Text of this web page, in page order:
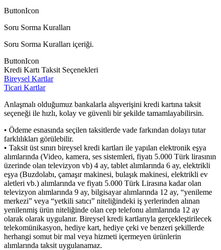
ButtonIcon
Soru Sorma Kuralları
Soru Sorma Kuralları içeriği.
ButtonIcon
Kredi Kartı Taksit Seçenekleri
Bireysel Kartlar
Ticari Kartlar
Anlaşmalı olduğumuz bankalarla alışverişini kredi kartına taksit
seçeneği ile hızlı, kolay ve güvenli bir şekilde tamamlayabilirsin.
• Ödeme esnasında seçilen taksitlerde vade farkından dolayı tutar
farklılıkları görülebilir.
• Taksit üst sınırı bireysel kredi kartları ile yapılan elektronik eşya
alımlarında (Video, kamera, ses sistemleri, fiyatı 5.000 Türk lirasının
üzerinde olan televizyon vb) 4 ay, tablet alımlarında 6 ay, elektrikli
eşya (Buzdolabı, çamaşır makinesi, bulaşık makinesi, elektrikli ev
aletleri vb.) alımlarında ve fiyatı 5.000 Türk Lirasına kadar olan
televizyon alımlarında 9 ay, bilgisayar alımlarında 12 ay, “yenileme
merkezi” veya “yetkili satıcı” niteliğindeki iş yerlerinden alınan
yenilenmiş ürün niteliğinde olan cep telefonu alımlarında 12 ay
olarak olarak uygulanır. Bireysel kredi kartlarıyla gerçekleştirilecek
telekomünikasyon, hediye kart, hediye çeki ve benzeri şekillerde
herhangi somut bir mal veya hizmeti içermeyen ürünlerin
alımlarında taksit uygulanamaz.